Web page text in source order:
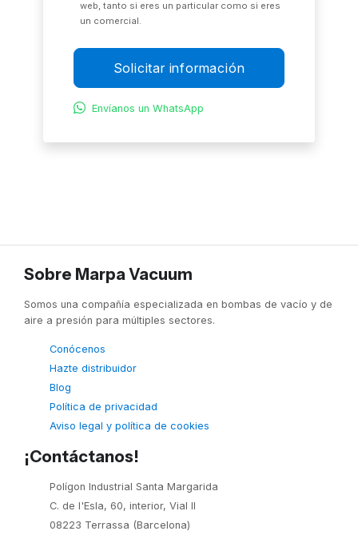
web, tanto si eres un particular como si eres
un comercial.
Solicitar información
Envíanos un WhatsApp
Sobre Marpa Vacuum
Somos una compañía especializada en bombas de vacío y de
aire a presión para múltiples sectores.
Conócenos
Hazte distribuidor
Blog
Política de privacidad
Aviso legal y política de cookies
¡Contáctanos!
Polígon Industrial Santa Margarida
C. de l'Esla, 60, interior, Vial II
08223 Terrassa (Barcelona)